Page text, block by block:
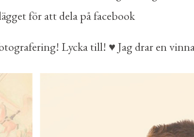
för att dela på facebook
Lycka till! ♥ Jag drar en